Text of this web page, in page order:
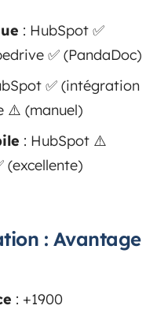
: HubSpot ✅
✅ (PandaDoc)
✅ (intégration
⚠️ (manuel)
: HubSpot ⚠️
(excellente)
: Avantage
: +1900